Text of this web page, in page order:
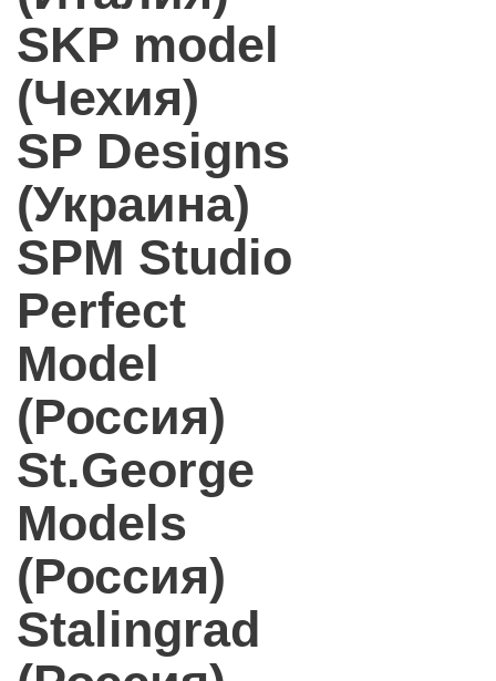
SKP model
(Чехия)
SP Designs
(Украина)
SPM Studio
Perfect
Model
(Россия)
St.George
Models
(Россия)
Stalingrad